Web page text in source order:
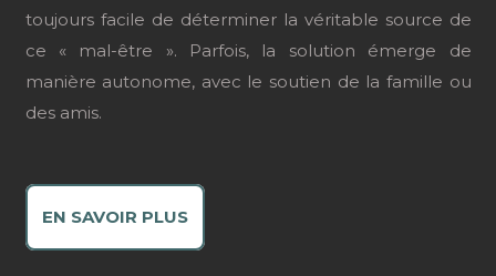
toujours facile de déterminer la véritable source de
ce « mal-être ». Parfois, la solution émerge de
manière autonome, avec le soutien de la famille ou
des amis.
EN SAVOIR PLUS